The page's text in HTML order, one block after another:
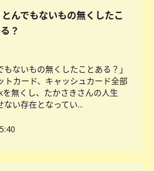
んでもないもの無くしたこ
？
ないもの無くしたことある？」
トカード、キャッシュカード全部
無くし、たかさきさんの人生
い存在となってい...